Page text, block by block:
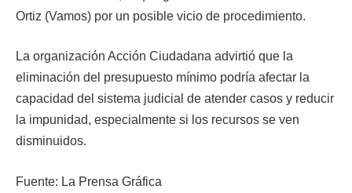
Ortiz (Vamos) por un posible vicio de procedimiento.
La organización Acción Ciudadana advirtió que la
eliminación del presupuesto mínimo podría afectar la
capacidad del sistema judicial de atender casos y reducir
la impunidad, especialmente si los recursos se ven
disminuidos.
Fuente: La Prensa Gráfica